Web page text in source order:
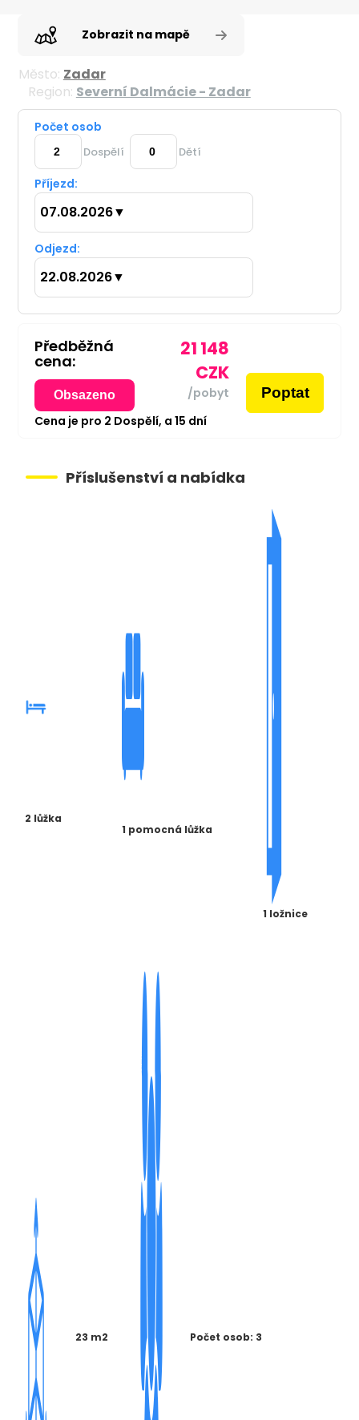
Zobrazit na mapě
Město: Zadar
Region: Severní Dalmácie - Zadar
Počet osob
Dospělí Dětí
Příjezd:
07.08.2026▼
Odjezd:
22.08.2026▼
Předběžná
cena:
Obsazeno
21 148
CZK
/pobyt Poptat
Cena je pro 2 Dospělí, a 15 dní
Příslušenství a nabídka
2 lůžka
1 pomocná lůžka
1 ložnice
23 m2 Počet osob: 3